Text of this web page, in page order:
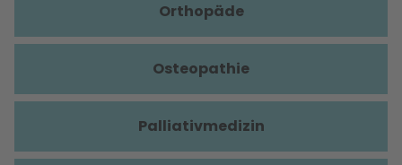
Orthopäde
Osteopathie
Palliativmedizin